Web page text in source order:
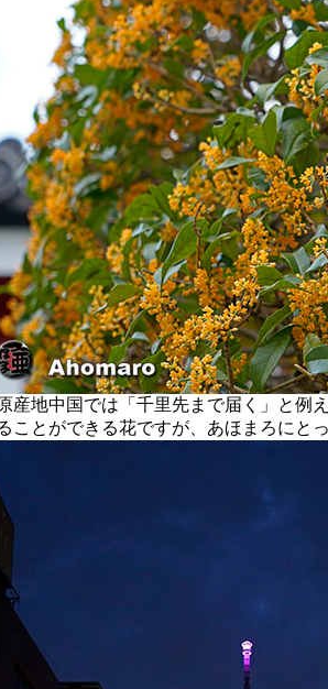
産地中国では「千里先まで届く」と例
ことができる花ですが、あほまろにと